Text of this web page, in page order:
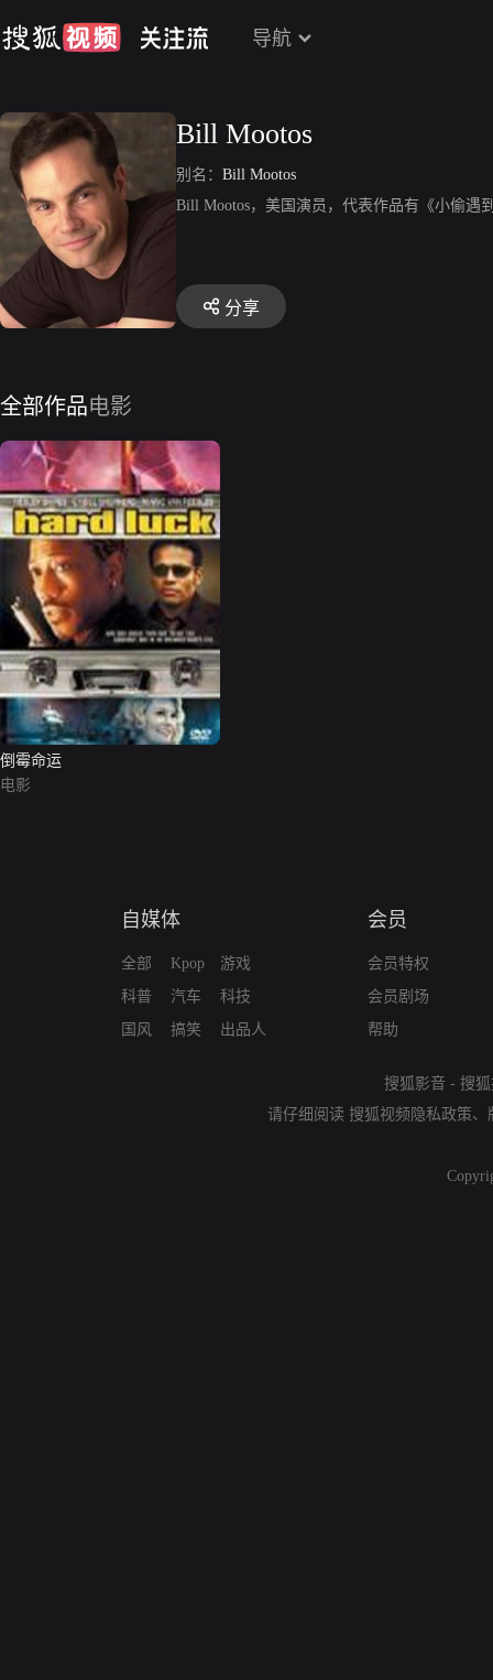
导航
Bill Mootos
别名： Bill Mootos
Bill Mootos，美国演员，代表作品有《小偷遇
分享
全部作品电影
倒霉命运
电影
自媒体
全部
科普
国风
Kpop
汽车
搞笑
游戏
科技
出品人
会员
会员特权
会员剧场
帮助
搜狐影音 - 搜
请仔细阅读 搜狐视频隐私政策、